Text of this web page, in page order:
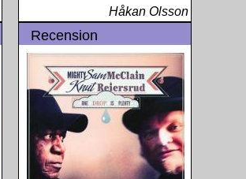
Håkan Olsson
Recension